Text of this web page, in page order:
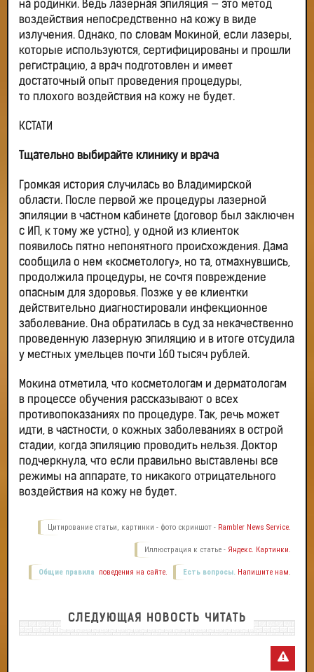
на родинки. Ведь лазерная эпиляция — это метод
воздействия непосредственно на кожу в виде
излучения. Однако, по словам Мокиной, если лазеры,
которые используются, сертифицированы и прошли
регистрацию, а врач подготовлен и имеет
достаточный опыт проведения процедуры,
то плохого воздействия на кожу не будет.
КСТАТИ
Тщательно выбирайте клинику и врача
Громкая история случилась во Владимирской
области. После первой же процедуры лазерной
эпиляции в частном кабинете (договор был заключен
с ИП, к тому же устно), у одной из клиенток
появилось пятно непонятного происхождения. Дама
сообщила о нем «косметологу», но та, отмахнувшись,
продолжила процедуры, не сочтя повреждение
опасным для здоровья. Позже у ее клиентки
действительно диагностировали инфекционное
заболевание. Она обратилась в суд за некачественно
проведенную лазерную эпиляцию и в итоге отсудила
у местных умельцев почти 160 тысяч рублей.
Мокина отметила, что косметологам и дерматологам
в процессе обучения рассказывают о всех
противопоказаниях по процедуре. Так, речь может
идти, в частности, о кожных заболеваниях в острой
стадии, когда эпиляцию проводить нельзя. Доктор
подчеркнула, что если правильно выставлены все
режимы на аппарате, то никакого отрицательного
воздействия на кожу не будет.
Цитирование статьи, картинки - фото скриншот - Rambler News Service.
Иллюстрация к статье - Яндекс. Картинки.
Есть вопросы. Напишите нам.
Общие правила поведения на сайте.
СЛЕДУЮЩАЯ НОВОСТЬ ЧИТАТЬ